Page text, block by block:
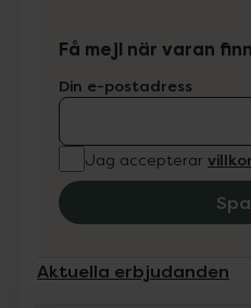
Få mejl när varan
Din e-postadress
Jag accepterar
Aktuella erbjudanden